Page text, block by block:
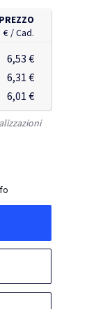
PREZZO
€ / Cad.
6,53 €
6,31 €
6,01 €